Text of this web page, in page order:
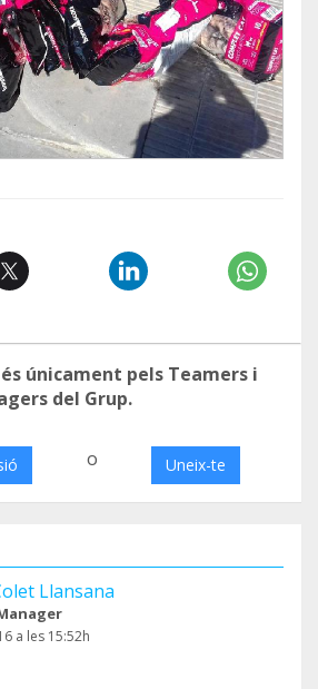
únicament pels Teamers i
del Grup.
o Uneix-te
Llansana
a les 15:52h